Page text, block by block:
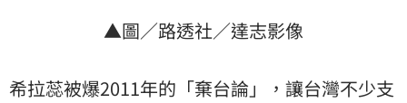
▲圖／路透社／達志影像
希拉蕊被爆2011年的「棄台論」，讓台灣不少支